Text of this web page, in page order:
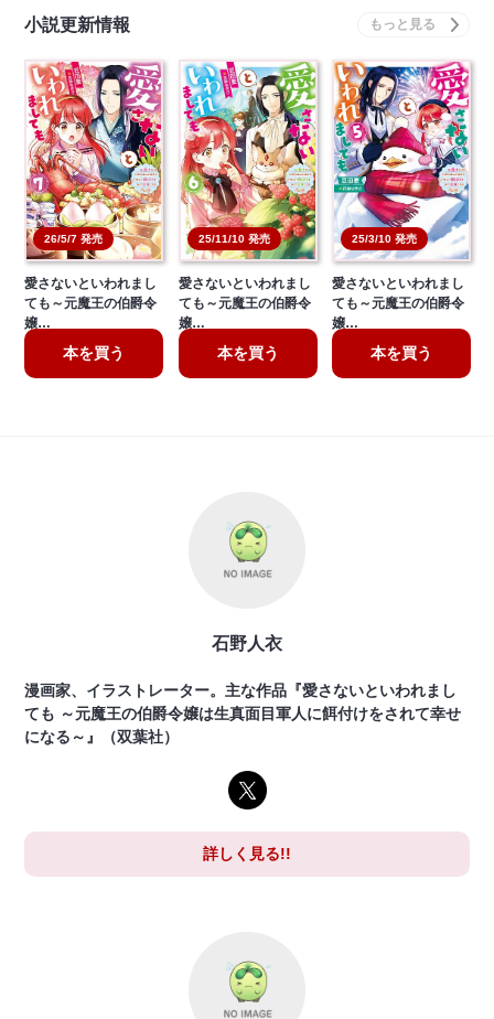
小説更新情報
26/5/7 発売
愛さないといわれまし
ても～元魔王の伯爵令
嬢…
本を買う
25/11/10 発売
愛さないといわれまし
ても～元魔王の伯爵令
嬢…
本を買う
25/3/10 発売
愛さないといわれまし
ても～元魔王の伯爵令
嬢…
本を買う
石野人衣
漫画家、イラストレーター。主な作品『愛さないといわれまし
ても ～元魔王の伯爵令嬢は生真面目軍人に餌付けをされて幸せ
になる～』（双葉社）
詳しく見る!!